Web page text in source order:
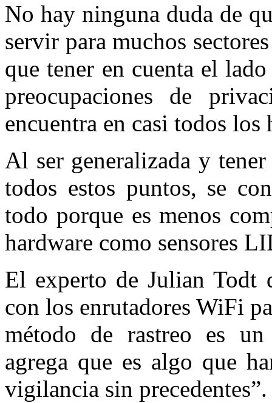
No hay ninguna duda de
servir para muchos
que tener en cuenta el
preocupaciones de
encuentra en casi todos los
Al ser generalizada y
todos estos puntos, se
todo porque es menos
hardware como sensores
El experto de Julian Todt
con los enrutadores WiFi
método de rastreo es
agrega que es algo que
vigilancia sin precedentes”.